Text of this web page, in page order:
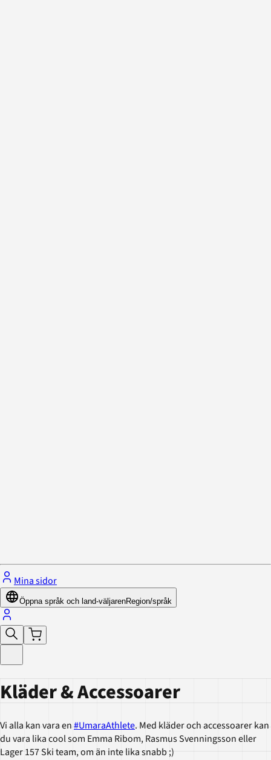
Mina sidor
Öppna språk och land-väljarenRegion/språk
Kläder & Accessoarer
Vi alla kan vara en#UmaraAthlete. Med kläder och accessoarer kan
du vara lika cool som Emma Ribom, Rasmus Svenningsson eller
Lager 157 Ski team, om än inte lika snabb ;)